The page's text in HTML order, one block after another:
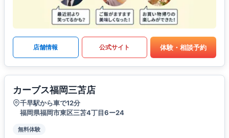
店舗情報 公式サイト 体験・相談予約
カーブス福岡三苫店
千早駅から車で12分
福岡県福岡市東区三苫4丁目6ー24
無料体験